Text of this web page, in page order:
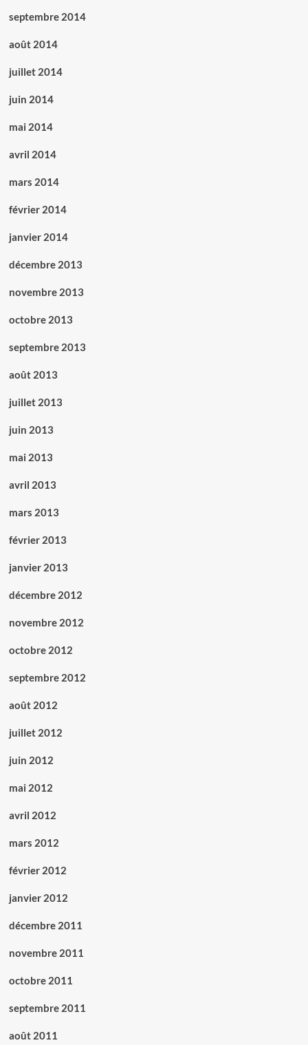
septembre 2014
août 2014
juillet 2014
juin 2014
mai 2014
avril 2014
mars 2014
février 2014
janvier 2014
décembre 2013
novembre 2013
octobre 2013
septembre 2013
août 2013
juillet 2013
juin 2013
mai 2013
avril 2013
mars 2013
février 2013
janvier 2013
décembre 2012
novembre 2012
octobre 2012
septembre 2012
août 2012
juillet 2012
juin 2012
mai 2012
avril 2012
mars 2012
février 2012
janvier 2012
décembre 2011
novembre 2011
octobre 2011
septembre 2011
août 2011